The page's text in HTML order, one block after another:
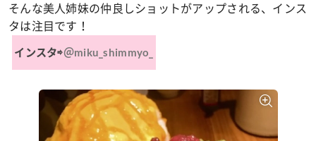
そんな美人姉妹の仲良しショットがアップされる、インス
タは注目です！
インスタ⇨＠miku_shimmyo_